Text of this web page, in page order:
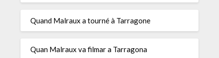
Quand Malraux a tourné à Tarragone
Quan Malraux va filmar a Tarragona